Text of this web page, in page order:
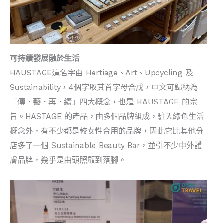
可持續發展融於生活
HAUSTAGE這名字由 Hertiage、Art、Upcycling 及
Sustainability，4個字取其首字母合成，中文可歸納為
「傳．藝．再．續」四大概念，也是 HAUSTAGE 的宗
旨。HASTAGE 的產品，由多個品牌組成，駐入綠色生活
概念外，有不少都是較女性合用的品牌，因此它比其他分
店多了一個 Sustainable Beauty Bar，並引不少中外護
膚品牌，幾乎是由頭照顧到落腳。